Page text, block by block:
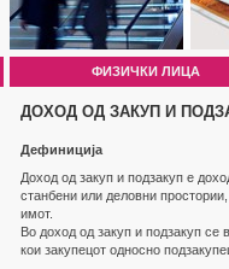
ФИЗИЧКИ ЛИЦА
ДОХОД ОД ЗАКУП И
Дефиниција
Доход од закуп и подзакуп е
станбени или деловни
имот.
Во доход од закуп и подзакуп
кои закупецот односно